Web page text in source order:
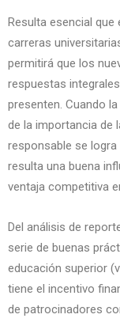
Resulta esencial
carreras
permitirá que los
respuestas
presenten. Cuando
de la importancia de
responsable se
resulta una buena
ventaja competitiva
Del análisis de
serie de buenas
educación superior
tiene el incentivo
de patrocinadores